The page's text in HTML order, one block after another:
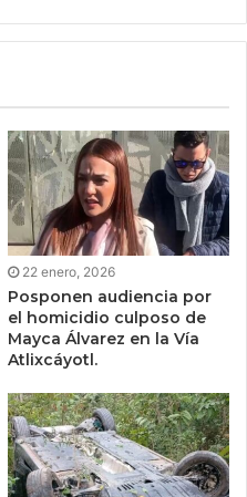
22 enero, 2026
Posponen audiencia por
el homicidio culposo de
Mayca Álvarez en la Vía
Atlixcáyotl.